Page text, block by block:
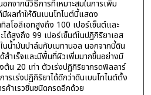
กจากนี้วิธีการที่เหมาะสมในการเพิ่ม
ผลทำให้ดินเบนโทไนต์นี้แสดง
ลโอลีเอทสูงถึง 100 เปอร์เซ็นต์และ
ด้สูงถึง 99 เปอร์เซ็นต์ในปฏิกิริยาเอส
นน้ำมันปาล์มกับเมทานอล นอกจากนี้ดิน
สำเร็จและมีพื้นที่ผิวเพิ่มมากขึ้นอย่างมี
น 20 เท่า ตัวเร่งปฏิกิริยากรดพิลลาร์
รเร่งปฏิกิริยาได้ดีกว่าดินเบนโทไนต์ตั้ง
ค้าเรวซิ่นชนิดกรดอีกด้วย